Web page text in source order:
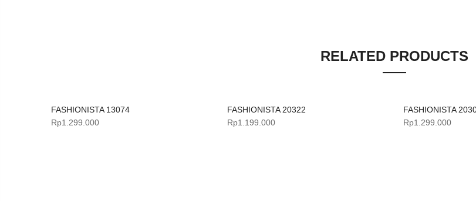
RELATED PRODUCTS
FASHIONISTA 13074
Rp1.299.000
FASHIONISTA 20322
Rp1.199.000
FASHIONISTA
Rp1.299.000